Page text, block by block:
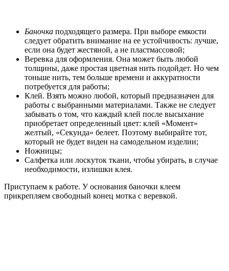
Баночка подходящего размера. При выборе емкости
следует обратить внимание на ее устойчивость: лучше,
если она будет жестяной, а не пластмассовой;
Веревка для оформления. Она может быть любой
толщины, даже простая цветная нить подойдет. Но чем
тоньше нить, тем больше времени и аккуратности
потребуется для работы;
Клей. Взять можно любой, который предназначен для
работы с выбранными материалами. Также не следует
забывать о том, что каждый клей после высыхание
приобретает определенный цвет: клей «Момент»
желтый, «Секунда» белеет. Поэтому выбирайте тот,
который не будет виден на самодельном изделии;
Ножницы;
Салфетка или лоскуток ткани, чтобы убирать, в случае
необходимости, излишки клея.
Приступаем к работе. У основания баночки клеем
прикрепляем свободный конец мотка с веревкой.